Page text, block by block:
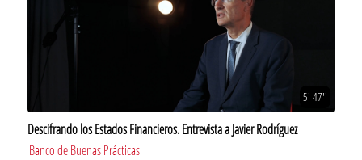
5' 47''
Descifrando los Estados Financieros. Entrevista a Javier Rodríguez
Banco de Buenas Prácticas